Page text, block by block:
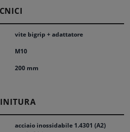
vite bigrip + adattatore
M10
200 mm
acciaio inossidabile 1.4301 (A2)